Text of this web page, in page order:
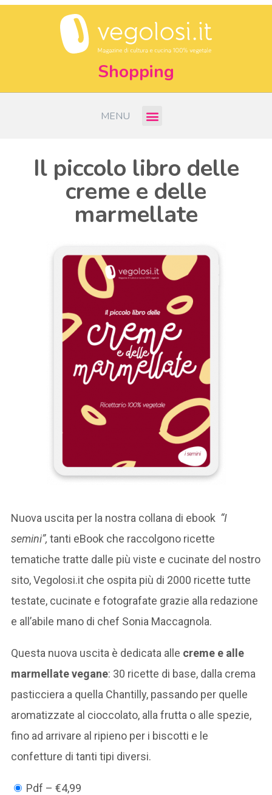
Shopping
MENU
Il piccolo libro delle
creme e delle
marmellate
Nuova uscita per la nostra collana di ebook “I
semini”, tanti eBook che raccolgono ricette
tematiche tratte dalle più viste e cucinate del nostro
sito, Vegolosi.it che ospita più di 2000 ricette tutte
testate, cucinate e fotografate grazie alla redazione
e all’abile mano di chef Sonia Maccagnola.
Questa nuova uscita è dedicata alle creme e alle
marmellate vegane: 30 ricette di base, dalla crema
pasticciera a quella Chantilly, passando per quelle
aromatizzate al cioccolato, alla frutta o alle spezie,
fino ad arrivare al ripieno per i biscotti e le
confetture di tanti tipi diversi.
Pdf – €4,99